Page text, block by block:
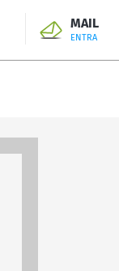
SEARCH
MAIL
ENTRA